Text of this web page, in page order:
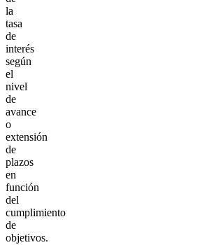
la
tasa
de
interés
según
el
nivel
de
avance
o
extensión
de
plazos
en
función
del
cumplimiento
de
objetivos.